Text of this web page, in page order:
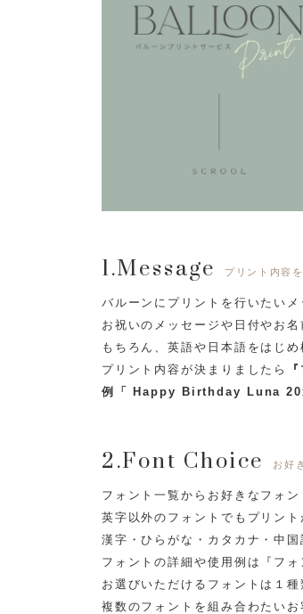
1.Message プリント内容
バルーンにプリントを行いたい
お祝いのメッセージや日付やお
もちろん、英語や日本語をはじ
プリント内容が決まりましたら
例「 Happy Birthday Luna
2.Font Choice お好
フォント一覧からお好きなフォ
英字以外のフォントでもプリント
漢字・ひらがな・カタカナ・中
フォントの詳細や使用例は『フ
お選びいただけるフォントは１種
複数のフォントを組み合わたい